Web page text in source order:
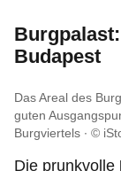
Budapest
Das Areal des
guten
Burgviertels
©
Die prunkvolle